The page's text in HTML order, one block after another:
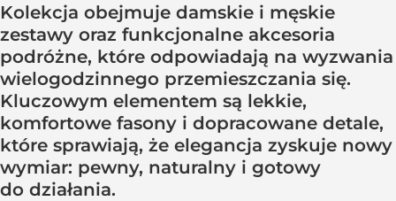
Kolekcja obejmuje damskie i męskie
zestawy oraz funkcjonalne akcesoria
podróżne, które odpowiadają na wyzwania
wielogodzinnego przemieszczania się.
Kluczowym elementem są lekkie,
komfortowe fasony i dopracowane detale,
które sprawiają, że elegancja zyskuje nowy
wymiar: pewny, naturalny i gotowy
do działania.